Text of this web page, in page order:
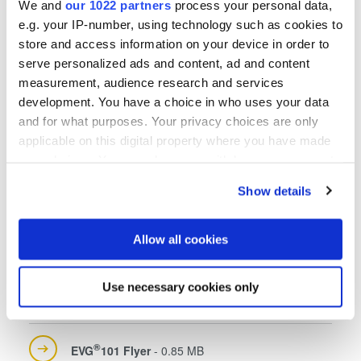
We and our 1022 partners process your personal data,
e.g. your IP-number, using technology such as cookies to
store and access information on your device in order to
serve personalized ads and content, ad and content
measurement, audience research and services
development. You have a choice in who uses your data
and for what purposes. Your privacy choices are only
applicable on this digital property where you have made
If you allow, we would also like to:
Collect information about your geographical location
Identify your device by actively scanning it for
specific characteristics (fingerprinting)
Find out more about how your personal data is processed
Show details
Allow all cookies
Use necessary cookies only
Show more
Related downloads
- 2.24 MB
EVG 100 Series Brochure - 2.19 MB
101 Flyer JP - 0.8 MB
EVG®101 Flyer - 0.85 MB